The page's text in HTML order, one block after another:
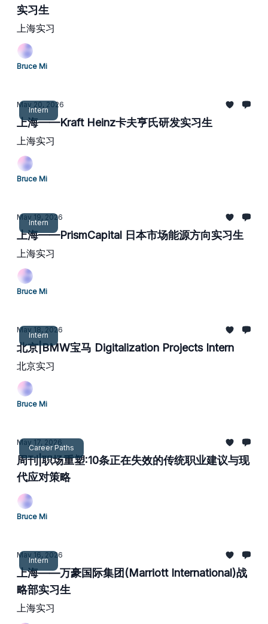
实习生
上海实习
Bruce Mi
Intern
May 20, 2026
上海——Kraft Heinz卡夫亨氏研发实习生
上海实习
Bruce Mi
Intern
May 19, 2026
上海——PrismCapital 日本市场能源方向实习生
上海实习
Bruce Mi
Intern
May 18, 2026
北京|BMW宝马 Digitalization Projects Intern
北京实习
Bruce Mi
Career Paths
May 17, 2026
周刊|职场重塑:10条正在失效的传统职业建议与现
代应对策略
Bruce Mi
Intern
May 16, 2026
上海——万豪国际集团(Marriott International)战
略部实习生
上海实习